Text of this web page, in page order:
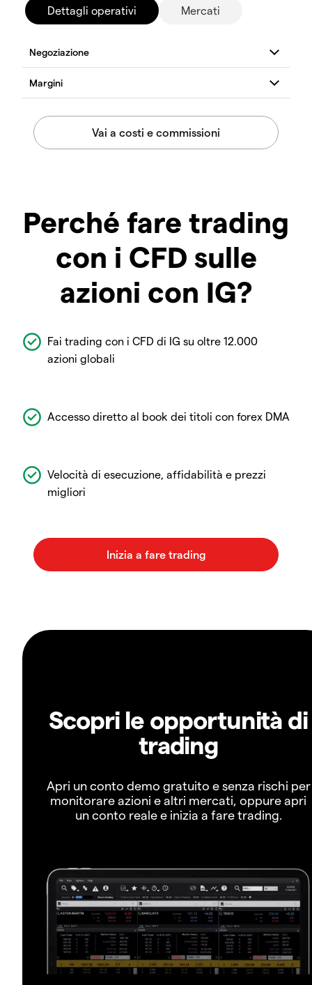
Dettagli operativi Mercati
Perché fare trading
con i CFD sulle
azioni con IG?
Fai trading con i CFD di IG su oltre 12.000
azioni globali
Accesso diretto al book dei titoli con forex DMA
Velocità di esecuzione, affidabilità e prezzi
migliori
Scopri le opportunità di
trading
Apri un conto demo gratuito e senza rischi per
monitorare azioni e altri mercati, oppure apri
un conto reale e inizia a fare trading.